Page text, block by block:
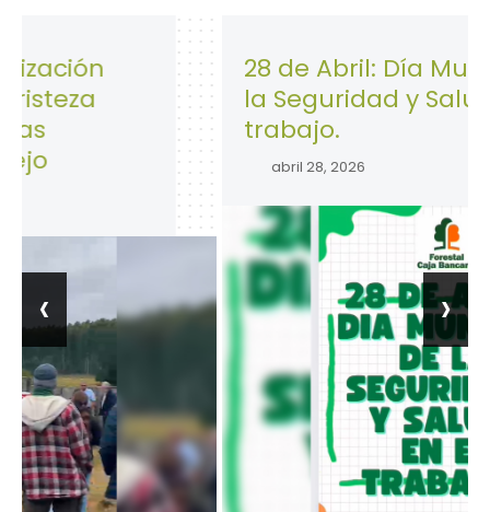
28 de Abril: Día Mundial de
la Seguridad y Salud en el
trabajo.
abril 28, 2026
‹ ›